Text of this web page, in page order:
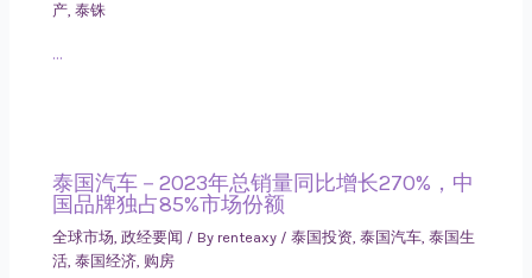
产,泰铢
…
泰国汽车－2023年总销量同比增长270%，中
国品牌独占85%市场份额
全球市场 ,政经要闻 / By renteaxy /泰国投资 ,泰国汽车 ,泰国生
活 ,泰国经济 购房